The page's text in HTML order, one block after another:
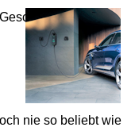
Geschrieben von Olaf
nie so beliebt wie